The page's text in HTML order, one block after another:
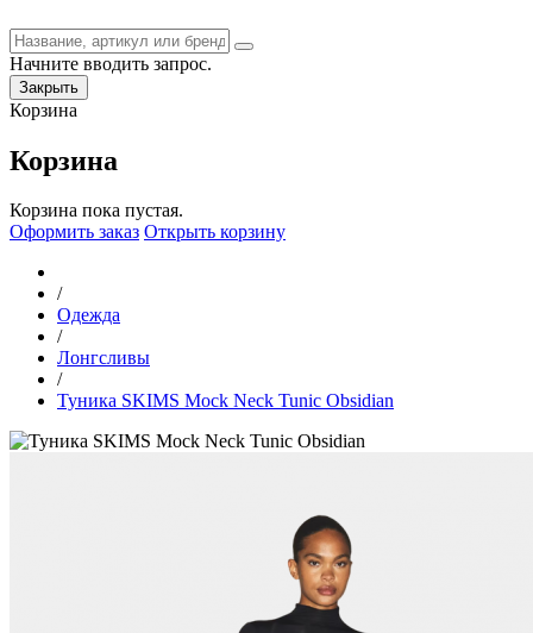
Начните вводить запрос.
Закрыть
Корзина
Корзина
Корзина пока пустая.
Оформить заказ Открыть корзину
/
Одежда
/
Лонгсливы
/
Туника SKIMS Mock Neck Tunic Obsidian